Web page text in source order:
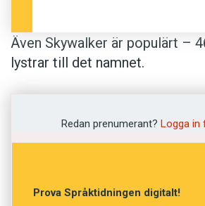
Även Skywalker är populärt –
lystrar till det namnet.
Redan prenumerant? Logga in
Prova Språktidningen digitalt!